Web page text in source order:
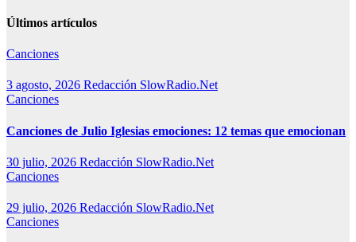
Últimos artículos
Canciones
3 agosto, 2026 Redacción SlowRadio.Net
Canciones
Canciones de Julio Iglesias emociones: 12 temas que emocionan
30 julio, 2026 Redacción SlowRadio.Net
Canciones
29 julio, 2026 Redacción SlowRadio.Net
Canciones